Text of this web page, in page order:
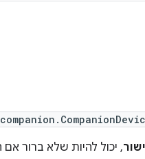
, יכול להיות שלא ברור